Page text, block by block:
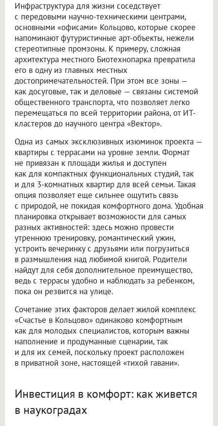
Инфраструктура для жизни соседствует
с передовыми научно-техническими центрами,
основными «офисами» Кольцово, которые скорее
напоминают футуристичные арт-объекты, нежели
стереотипные промзоны. К примеру, сложная
архитектура местного Биотехнопарка превратила
его в одну из главных местных
достопримечательностей. При этом все зоны —
как досуговые, так и деловые — связаны системой
общественного транспорта, что позволяет легко
перемещаться по всей территории района, от ИТ-
кластеров до научного центра «Вектор».
Одна из самых эксклюзивных изюминок проекта —
квартиры с террасами на уровне земли. Формат
не привязан к площади жилья и доступен
как для компактных функциональных студий, так
и для 3-комнатных квартир для всей семьи. Такая
опция позволяет еще сильнее ощутить связь
с природой, не покидая комфортного дома. Удобная
планировка открывает возможности для самых
разных активностей: здесь можно провести
утреннюю тренировку, романтический ужин,
устроить вечеринку с друзьями или погрузиться
в размышления над любимой книгой. Родители
найдут для себя дополнительное преимущество,
ведь с террасы удобно и наблюдать за ребенком,
пока он резвится на улице.
Сочетание этих факторов делает жилой комплекс
«Счастье в Кольцово» одинаково комфортным
как для молодых специалистов, которым важны
наполнение и продуманные сценарии, так
и для их семей, поскольку проект расположен
в приватной зоне, настоящей «тихой гавани».
Инвестиция в комфорт: как живется
в наукоградах